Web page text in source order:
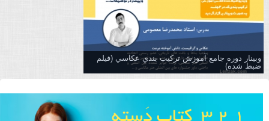
وبینار دوره جامع آموزش تركيب بندي عكاسي (فیلم
ضبط شده)